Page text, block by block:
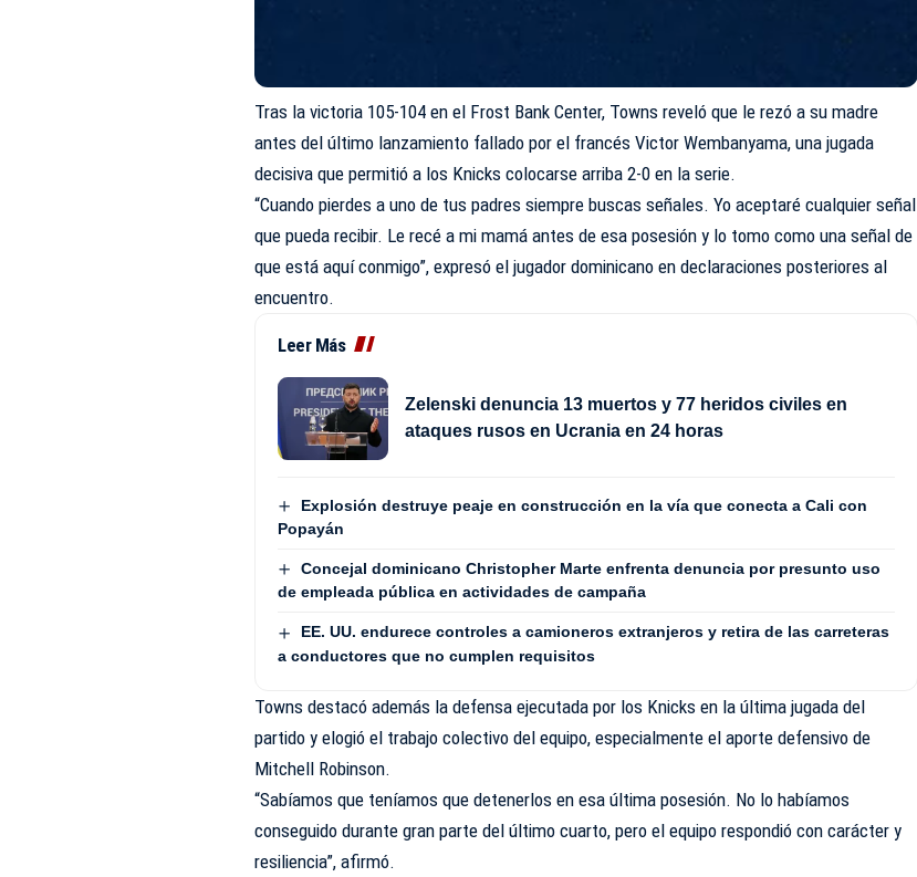
Tras la victoria 105-104 en el Frost Bank Center, Towns reveló que le rezó a su madre
antes del último lanzamiento fallado por el francés Victor Wembanyama, una jugada
decisiva que permitió a los Knicks colocarse arriba 2-0 en la serie.
“Cuando pierdes a uno de tus padres siempre buscas señales. Yo aceptaré cualquier señal
que pueda recibir. Le recé a mi mamá antes de esa posesión y lo tomo como una señal de
que está aquí conmigo”, expresó el jugador dominicano en declaraciones posteriores al
encuentro.
Leer Más
Zelenski denuncia 13 muertos y 77 heridos civiles en
ataques rusos en Ucrania en 24 horas
Explosión destruye peaje en construcción en la vía que conecta a Cali con
Popayán
Concejal dominicano Christopher Marte enfrenta denuncia por presunto uso
de empleada pública en actividades de campaña
EE. UU. endurece controles a camioneros extranjeros y retira de las carreteras
a conductores que no cumplen requisitos
Towns destacó además la defensa ejecutada por los Knicks en la última jugada del
partido y elogió el trabajo colectivo del equipo, especialmente el aporte defensivo de
Mitchell Robinson.
“Sabíamos que teníamos que detenerlos en esa última posesión. No lo habíamos
conseguido durante gran parte del último cuarto, pero el equipo respondió con carácter y
resiliencia”, afirmó.